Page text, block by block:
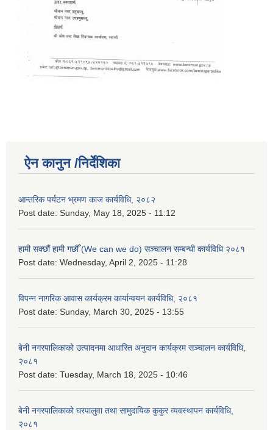
ऐन कानुन /निर्देशिका
आन्तरिक पर्यटन भ्रमण काज कार्यविधि, २०८२
Post date: Sunday, May 18, 2025 - 11:12
हामी सक्छौं हामी गछौँ (We can we do) सञ्चालन सम्बन्धी कार्यविधि २०८१
Post date: Wednesday, April 2, 2025 - 11:28
विपन्न नागरिक आवास कार्यक्रम कार्यान्वयन कार्यविधि, २०८१
Post date: Sunday, March 30, 2025 - 13:55
बेनी नगरपालिकाको उत्पादनमा आधारित अनुदान कार्यक्रम सञ्‍चालन कार्यविधि,
२०८१
Post date: Tuesday, March 18, 2025 - 10:46
बेनी नगरपालिकाको घरपालुवा तथा सामुदायिक कुकुर व्यवस्थापन कार्यविधि,
२०८१